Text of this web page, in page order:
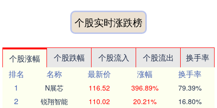
个股实时涨跌榜
个股涨幅 个股跌幅 个股流入 个股流出
换手率
排名
名称 最新价 涨幅
换手率
1
N展芯 116.52 396.89% 79.39%
2 锐翔智能 110.02 20.21% 16.80%